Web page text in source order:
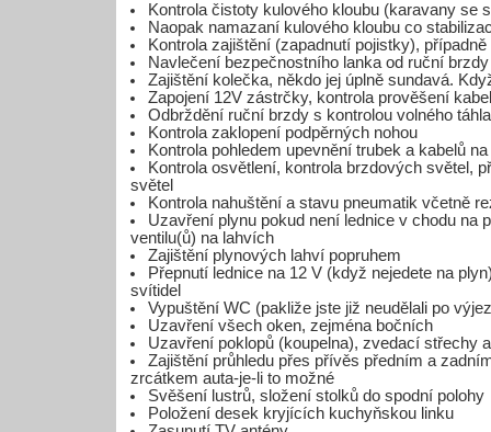
Kontrola čistoty kulového kloubu (karavany se
Naopak namazaní kulového kloubu co
Kontrola zajištění (zapadnutí pojistky),
Navlečení bezpečnostního lanka od ruční
Zajištění kolečka, někdo jej úplně sundavá.
Zapojení 12V zástrčky, kontrola prověšení
Odbrždění ruční brzdy s kontrolou volného
Kontrola zaklopení podpěrných nohou
Kontrola pohledem upevnění trubek a kabelů
Kontrola osvětlení, kontrola brzdových světel,
světel
Kontrola nahuštění a stavu pneumatik včetně
Uzavření plynu pokud není lednice v chodu na
ventilu(ů) na lahvích
Zajištění plynových lahví popruhem
Přepnutí lednice na 12 V (když nejedete na
svítidel
Vypuštění WC (pakliže jste již neudělali po
Uzavření všech oken, zejména bočních
Uzavření poklopů (koupelna), zvedací střechy
Zajištění průhledu přes přívěs předním a
zrcátkem auta-je-li to možné
Svěšení lustrů, složení stolků do spodní polohy
Položení desek kryjících kuchyňskou linku